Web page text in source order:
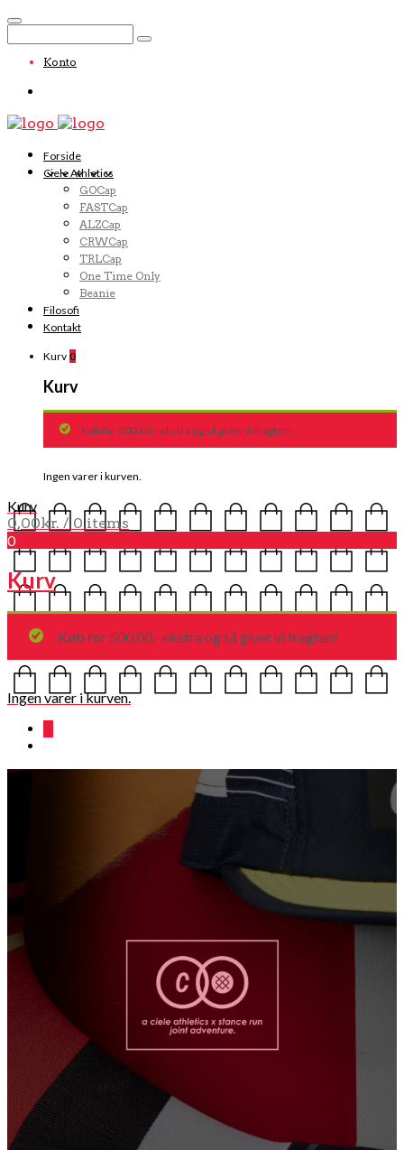
Konto
Forside
Ciele Athletics
GOCap
FASTCap
ALZCap
CRWCap
TRLCap
One Time Only
Beanie
Filosofi
Kontakt
Kurv 0
Kurv
Køb for 500.00,- ekstra og så giver vi fragten!
Ingen varer i kurven.
Kurv
0,00kr. / 0 items
0
Kurv
Køb for 500.00,- ekstra og så giver vi fragten!
Ingen varer i kurven.